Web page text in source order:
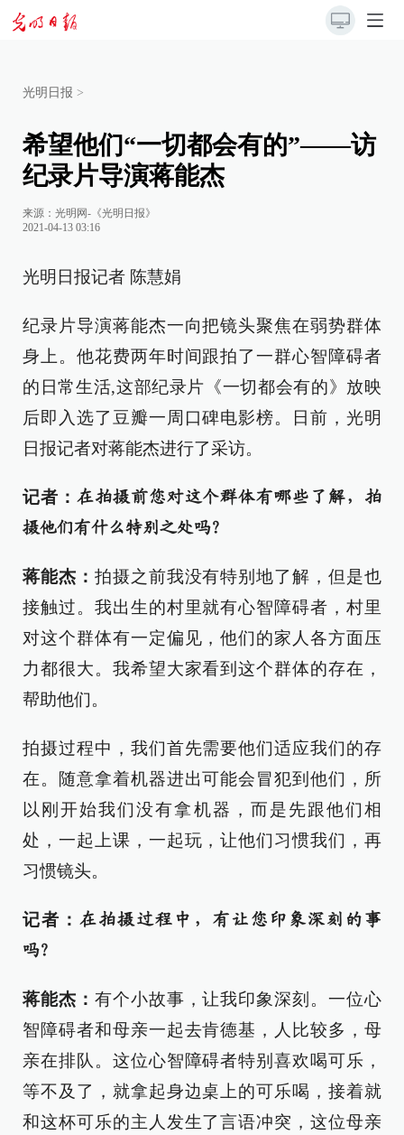
光明日报 >
希望他们“一切都会有的”——访
纪录片导演蒋能杰
来源： 光明网-《光明日报》
2021-04-13 03:16
光明日报记者 陈慧娟
纪录片导演蒋能杰一向把镜头聚焦在弱势群体
身上。他花费两年时间跟拍了一群心智障碍者
的日常生活,这部纪录片《一切都会有的》放映
后即入选了豆瓣一周口碑电影榜。日前，光明
日报记者对蒋能杰进行了采访。
记者： 在拍摄前您对这个群体有哪些了解，拍
摄他们有什么特别之处吗？
蒋能杰： 拍摄之前我没有特别地了解，但是也
接触过。我出生的村里就有心智障碍者，村里
对这个群体有一定偏见，他们的家人各方面压
力都很大。我希望大家看到这个群体的存在，
帮助他们。
拍摄过程中，我们首先需要他们适应我们的存
在。随意拿着机器进出可能会冒犯到他们，所
以刚开始我们没有拿机器，而是先跟他们相
处，一起上课，一起玩，让他们习惯我们，再
习惯镜头。
记者：在拍摄过程中，有让您印象深刻的事
吗？
蒋能杰： 有个小故事，让我印象深刻。一位心
智障碍者和母亲一起去肯德基，人比较多，母
亲在排队。这位心智障碍者特别喜欢喝可乐，
等不及了，就拿起身边桌上的可乐喝，接着就
和这杯可乐的主人发生了言语冲突，这位母亲